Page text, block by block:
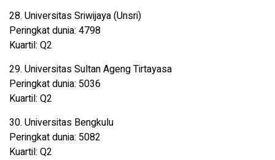
28. Universitas Sriwijaya (Unsri)
Peringkat dunia: 4798
Kuartil: Q2
29. Universitas Sultan Ageng Tirtayasa
Peringkat dunia: 5036
Kuartil: Q2
30. Universitas Bengkulu
Peringkat dunia: 5082
Kuartil: Q2